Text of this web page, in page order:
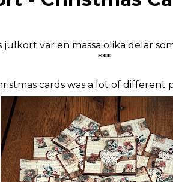
julkort var en massa olika delar
***
cards was a lot of